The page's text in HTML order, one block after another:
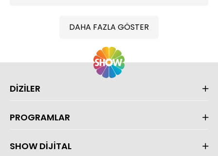
DAHA FAZLA GÖSTER
DİZİLER
PROGRAMLAR
SHOW DİJİTAL